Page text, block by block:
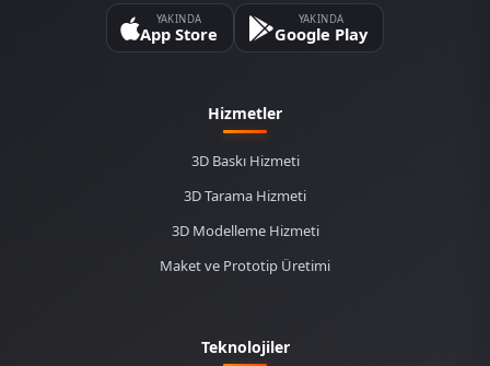
YAKINDA
App Store
YAKINDA
Google Play
Hizmetler
3D Baskı Hizmeti
3D Tarama Hizmeti
3D Modelleme Hizmeti
Maket ve Prototip Üretimi
Teknolojiler